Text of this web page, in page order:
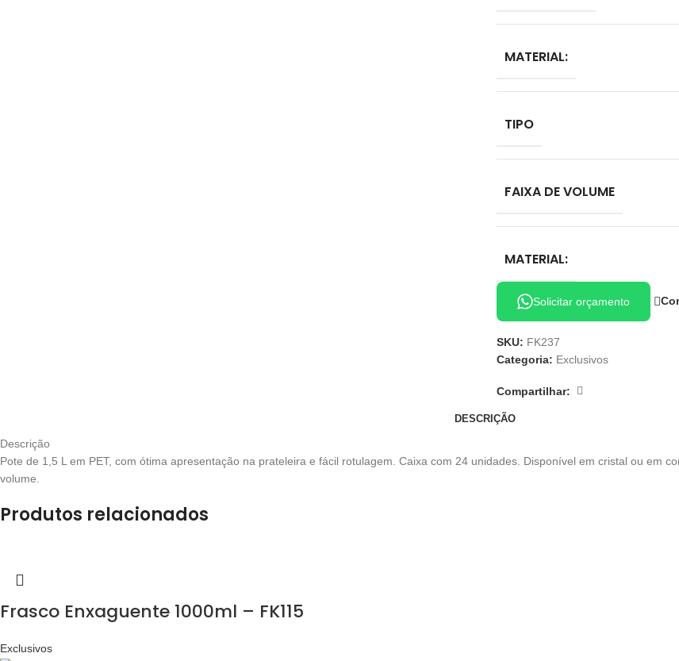
MATERIAL:
TIPO
FAIXA DE VOLUME
MATERIAL:
Solicitar orçamento
SKU: FK237
Categoria: Exclusivos
Compartilhar:
DESCRIÇÃO
Descrição
Pote de 1,5 L em PET, com ótima apresentação na prateleira e fácil rotulagem. Caixa com 24 unidades. Disponível em cristal ou em
volume.
Produtos relacionados
Frasco Enxaguente 1000ml – FK115
Exclusivos